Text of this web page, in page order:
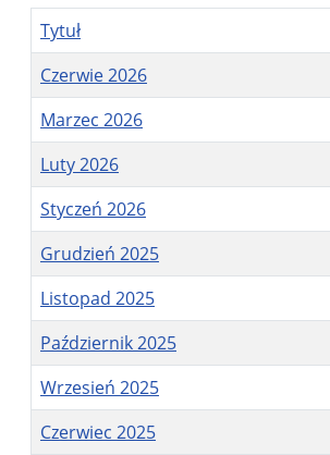
Tytuł
Czerwie 2026
Marzec 2026
Luty 2026
Styczeń 2026
Grudzień 2025
Listopad 2025
Październik 2025
Wrzesień 2025
Czerwiec 2025